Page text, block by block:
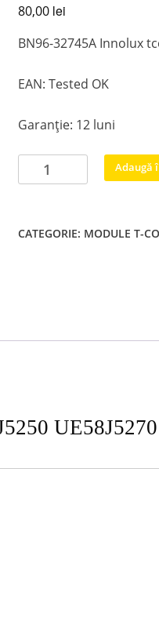
80,00 lei
BN96-32745A Innolux
EAN: Tested OK
Garanție: 12 luni
Cantitate
BN96-
tcon
Adaugă
CATEGORIE: MODULE T-
UE58J5270